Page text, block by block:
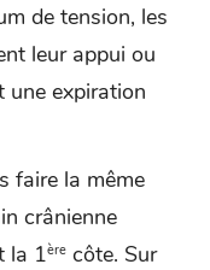
de tension, les
leur appui ou
une expiration
faire la même
crânienne
la 1ère côte. Sur